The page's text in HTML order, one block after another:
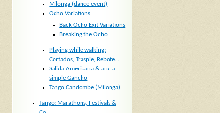
Milonga (dance event)
Ocho Variations
Back Ocho Exit Variations
Breaking the Ocho
Playing while walking:
Cortados, Traspie, Rebote…
Salida Americana & and a
simple Gancho
Tango Candombe (Milonga)
Tango: Marathons, Festivals &